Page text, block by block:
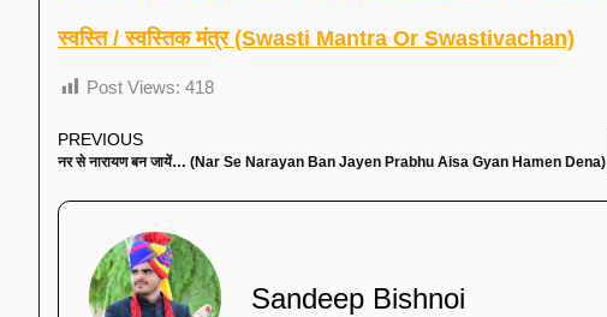
स्वस्ति / स्वस्तिक मंत्र (Swasti Mantra Or Swastivachan)
Post Views: 418
PREVIOUS
नर से नारायण बन जायें… (Nar Se Narayan Ban Jayen Prabhu Aisa Gyan Hamen Dena)
Sandeep Bishnoi